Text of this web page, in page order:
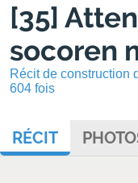
[35]
socoren
Récit de construction
604 fois
RÉCIT